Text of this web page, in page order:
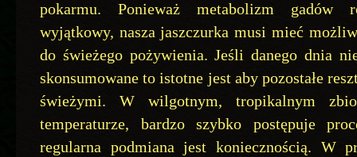
pokarmu. Ponieważ metabolizm gadów
wyjątkowy, nasza jaszczurka musi mieć
do świeżego pożywienia. Jeśli danego dnia
skonsumowane to istotne jest aby pozostałe
świeżymi. W wilgotnym, tropikalnym
temperaturze, bardzo szybko postępuje
regularna podmiana jest koniecznością. W